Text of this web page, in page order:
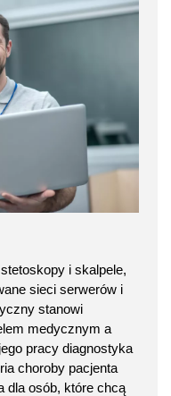
i skalpele,
sieci serwerów i
stanowi
medycznym a
pracy diagnostyka
choroby pacjenta
dla osób, które chcą